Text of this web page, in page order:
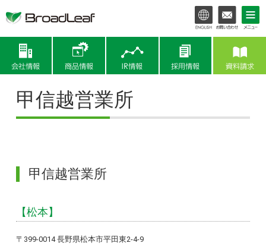
商品情報
甲信越営業所
甲信越営業所
【松本】
〒399-0014 長野県松本市平田東2-4-9